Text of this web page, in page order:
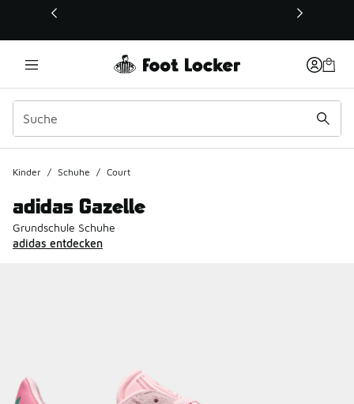
Dieser Link öffnet sich in einem neuen Fenster
Kinder / Schuhe / Court
adidas Gazelle
Grundschule Schuhe
adidas entdecken